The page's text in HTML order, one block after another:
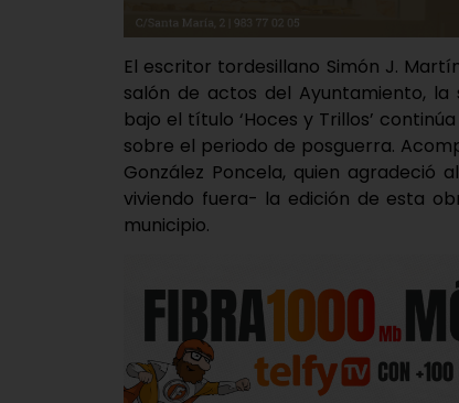
El escritor tordesillano Simón J.
salón de actos del Ayuntamiento, la
bajo el título ‘Hoces y Trillos’
sobre el periodo de posguerra.
González Poncela, quien agradeció
viviendo fuera- la edición de esta
municipio.